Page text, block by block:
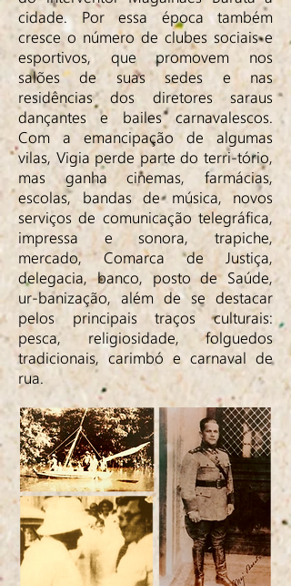
cidade. Por essa época também
cresce o número de clubes sociais e
esportivos, que promovem nos
salões de suas sedes e nas
residências dos diretores saraus
dançantes e bailes carnavalescos.
Com a emancipação de algumas
vilas, Vigia perde parte do terri-tório,
mas ganha cinemas, farmácias,
escolas, bandas de música, novos
serviços de comunicação telegráfica,
impressa e sonora, trapiche,
mercado, Comarca de Justiça,
delegacia, banco, posto de Saúde,
ur-banização, além de se destacar
pelos principais traços culturais:
pesca, religiosidade, folguedos
tradicionais, carimbó e carnaval de
rua.